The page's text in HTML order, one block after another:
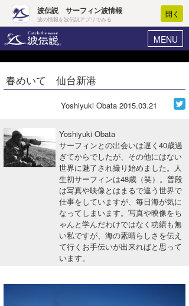
波伝説 サーフィン波情報
波の情報を波伝説アプリでみる
開く
MENU
ヘルプ マイホーム
ログイン
波情報･概況
WAVE HUNTER波予想ツール
サーフィンエリアガイド
会員メニュー
春めいて 仙台新港
Yoshiyuki Obata 2015.03.21
Yoshiyuki Obata
サーフィンとの出会いは遅く40歳過
ぎてからでしたが、その他にはない
世界に魅了され撮り始めました。人
生初サーフィンは48歳（笑）。普段
は写真や映像とはまるで違う世界で
仕事をしていますが、毎日海が気に
なってしまいます。写真や映像をち
ゃんと学んだわけではなく功績も無
い私ですが、海の素晴らしさを伝え
て行くお手伝いが出来ればと思って
います。
Core Surf Japan
コンテスト
ファッション/グッズ
アート＆エンタメ
ショップ情報
ショップ情報